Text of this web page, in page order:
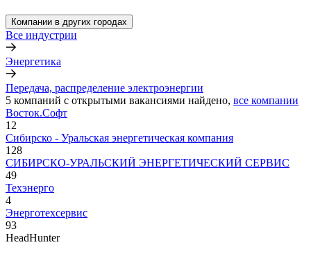
Компании в других городах
Все индустрии
Энергетика
Передача, распределение электроэнергии
5 компаний с открытыми вакансиями найдено, все компании
Восток.Софт
12
Сибирско - Уральская энергетическая компания
128
СИБИРСКО-УРАЛЬСКИЙ ЭНЕРГЕТИЧЕСКИЙ СЕРВИС
49
Техэнерго
4
Энерготехсервис
93
HeadHunter